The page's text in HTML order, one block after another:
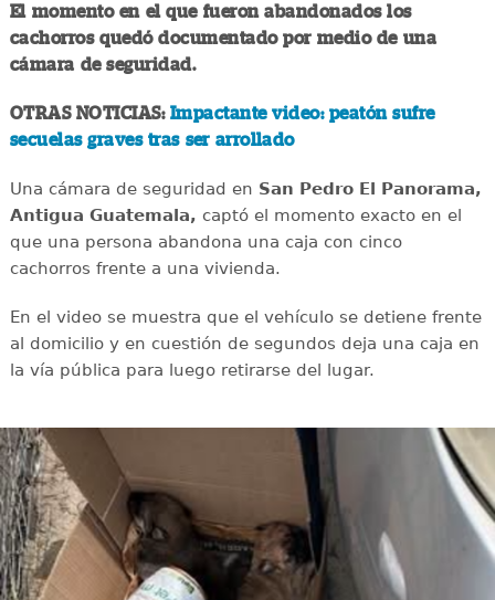
El momento en el que fueron abandonados los
cachorros quedó documentado por medio de una
cámara de seguridad.
OTRAS NOTICIAS: Impactante video: peatón sufre
secuelas graves tras ser arrollado
Una cámara de seguridad en San Pedro El Panorama,
Antigua Guatemala, captó el momento exacto en el
que una persona abandona una caja con cinco
cachorros frente a una vivienda.
En el video se muestra que el vehículo se detiene frente
al domicilio y en cuestión de segundos deja una caja en
la vía pública para luego retirarse del lugar.